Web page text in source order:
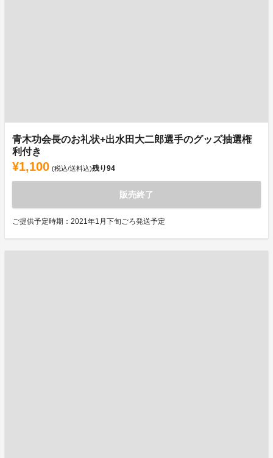
青木功会長のお礼状+出水田大二郎選手のグッズ抽選権
利付き
¥1,100 (税込/送料込)残り94
販売終了
ご提供予定時期：2021年1月下旬ごろ発送予定